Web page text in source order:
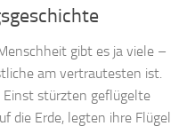
gibt es ja viele –
am vertrautesten ist.
Einst stürzten geflügelte
die Erde, legten ihre Flügel